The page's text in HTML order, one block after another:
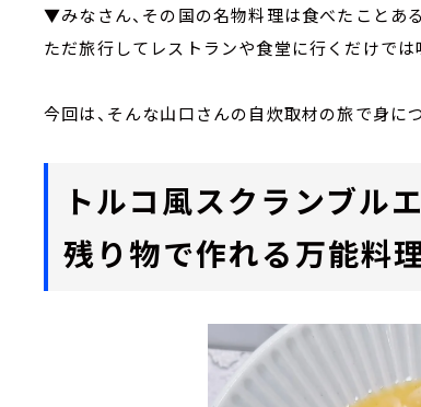
▼みなさん、その国の名物料理は食べたことあ
ただ旅行してレストランや食堂に行くだけでは
今回は、そんな山口さんの自炊取材の旅で身に
トルコ風スクランブル
残り物で作れる万能料